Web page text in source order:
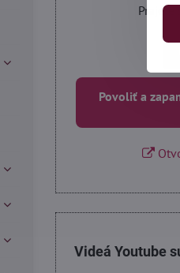
Prajete
Povoliť a
Videá Youtube